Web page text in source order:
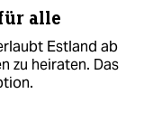
alle
Estland ab
zu heiraten. Das